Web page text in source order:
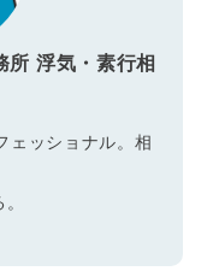
所 浮気・素行相
ェッショナル。相